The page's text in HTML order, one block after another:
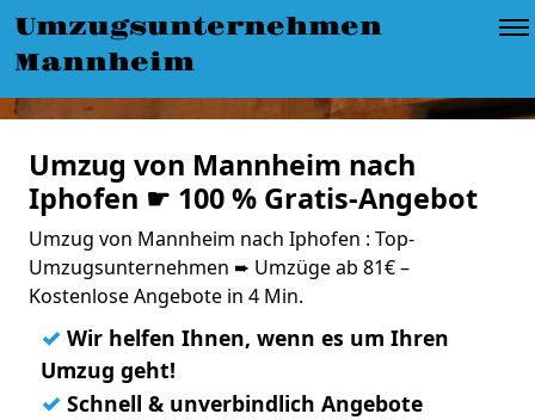
Umzugsunternehmen
Mannheim
Umzug von Mannheim nach
Iphofen ☛ 100 % Gratis-Angebot
Umzug von Mannheim nach Iphofen : Top-
Umzugsunternehmen ➨ Umzüge ab 81€ –
Kostenlose Angebote in 4 Min.
✓ Wir helfen Ihnen, wenn es um Ihren
Umzug geht!
✓ Schnell & unverbindlich Angebote